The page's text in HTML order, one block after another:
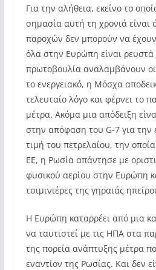
Για την αλήθεια, εκείνο το
σημασία αυτή τη χρονιά είναι
παροχών δεν μπορούν να
όλα στην Ευρώπη είναι ρευστά
πρωτοβουλία αναλαμβάνουν
το ενεργειακό, η Μόσχα
τελευταίο λόγο και φέρνει το
μέτρα. Ακόμα μια απόδειξη
στην απόφαση του G-7 για την
τιμή του πετρελαίου, την
ΕΕ, η Ρωσία απάντησε με
φυσικού αερίου στην Ευρώπη
τσιμινιέρες της γηραιάς
Η Ευρώπη καταρρέει από μια
να ταυτιστεί με τις ΗΠΑ στα
της πορεία ανάπτυξης μέτρα
εναντίον της Ρωσίας. Και δεν